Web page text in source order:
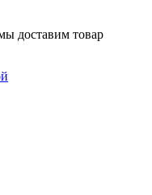
доставим товар